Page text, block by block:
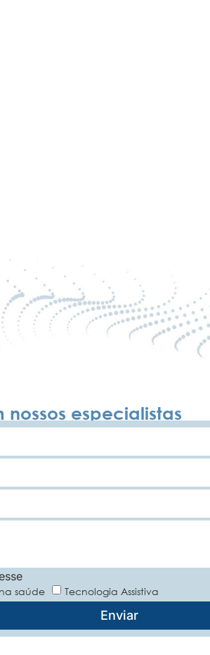
nossos especialistas
saúde Tecnologia Assistiva
Enviar